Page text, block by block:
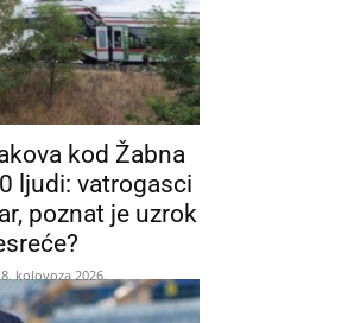
kod Žabna
ljudi: vatrogasci
poznat je uzrok
kolovoza 2026.